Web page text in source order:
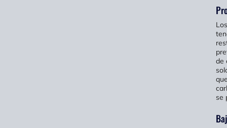
de
se